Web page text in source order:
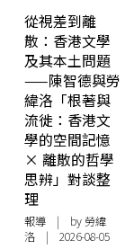
從視差到離
散：香港文學
及其本土問題
——陳智德與勞
緯洛「根著與
流徙：香港文
學的空間記憶
× 離散的哲學
思辨」對談整
理
報導 | by 勞緯
洛 | 2026-08-05